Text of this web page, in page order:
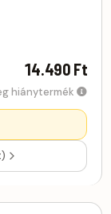
14.490 Ft
hiánytermék